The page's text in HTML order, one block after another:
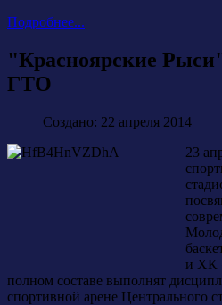
Подробнее...
"Красноярские
ГТО
Создано: 22 апреля 2014
23
и ХК
полном составе выполнят
спортивной арене Центрального